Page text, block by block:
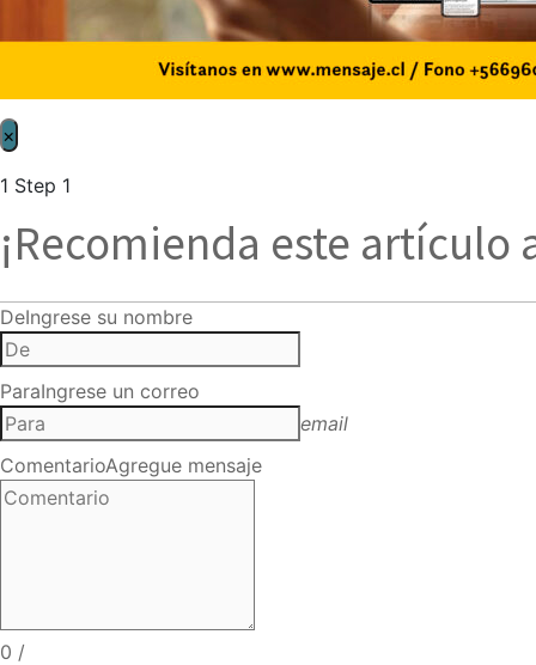
×
1 Step 1
¡Recomienda este artículo
DeIngrese su nombre
ParaIngrese un correo
email
ComentarioAgregue mensaje
0 /